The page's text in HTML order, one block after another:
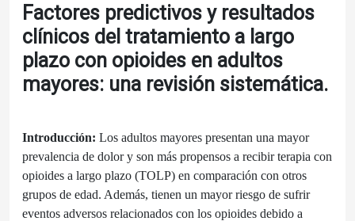
Factores predictivos y resultados
clínicos del tratamiento a largo
plazo con opioides en adultos
mayores: una revisión sistemática.
Introducción: Los adultos mayores presentan una mayor
prevalencia de dolor y son más propensos a recibir terapia con
opioides a largo plazo (TOLP) en comparación con otros
grupos de edad. Además, tienen un mayor riesgo de sufrir
eventos adversos relacionados con los opioides debido a